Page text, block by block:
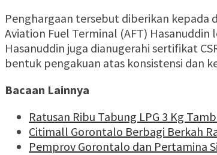
Penghargaan tersebut diberikan kepada
Aviation Fuel Terminal (AFT)
Hasanuddin juga dianugerahi sertifikat
bentuk pengakuan atas konsistensi dan
Bacaan Lainnya
Ratusan Ribu Tabung LPG 3 Kg
Citimall Gorontalo Berbagi Berkah
Pemprov Gorontalo dan Pertamina